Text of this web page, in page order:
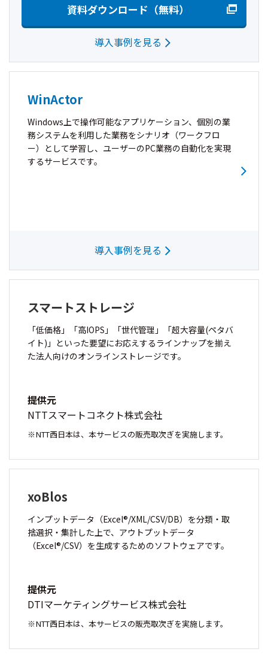
資料ダウンロード（無料）
導入事例を見る
WinActor
Windows上で操作可能なアプリケーション、個別の業
務システムを利用した業務をシナリオ（ワークフロ
ー）として学習し、ユーザーのPC業務の自動化を実現
するサービスです。
導入事例を見る
スマートストレージ
「低価格」「高IOPS」「世代管理」「超大容量(ペタバ
イト)」といった要望にお応えするラインナップを揃え
た法人向けのオンラインストレージです。
提供元
NTTスマートコネクト株式会社
NTT西日本は、本サービスの販売取次ぎを実施します。
xoBlos
インプットデータ（Excel®/XML/CSV/DB）を分類・取
捨選択・集計した上で、アウトプットデータ
（Excel®/CSV）を生成するためのソフトウェアです。
提供元
DTIマーケティングサービス株式会社
NTT西日本は、本サービスの販売取次ぎを実施します。